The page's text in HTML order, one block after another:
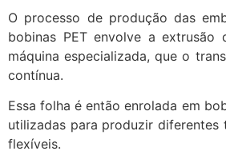
O processo de produção das
bobinas PET envolve a extrusão
máquina especializada, que o
contínua.
Essa folha é então enrolada em
utilizadas para produzir diferentes
flexíveis.